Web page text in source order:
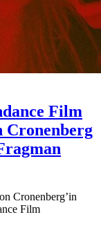
Film
Cronenberg
Cronenberg’in
Film